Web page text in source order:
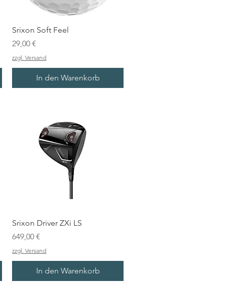
Srixon Soft Feel
Preis
29,00 €
zzgl. Versand
In den Warenkorb
Srixon Driver ZXi LS
Preis
649,00 €
zzgl. Versand
In den Warenkorb